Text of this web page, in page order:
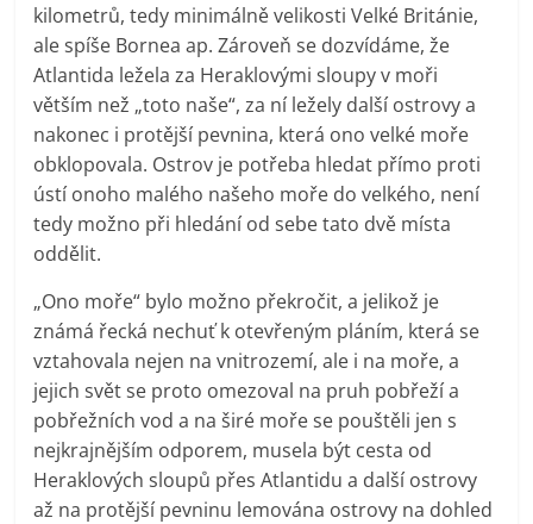
kilometrů, tedy minimálně velikosti Velké Británie,
ale spíše Bornea ap. Zároveň se dozvídáme, že
Atlantida ležela za Heraklovými sloupy v moři
větším než „toto naše“, za ní ležely další ostrovy a
nakonec i protější pevnina, která ono velké moře
obklopovala. Ostrov je potřeba hledat přímo proti
ústí onoho malého našeho moře do velkého, není
tedy možno při hledání od sebe tato dvě místa
oddělit.
„Ono moře“ bylo možno překročit, a jelikož je
známá řecká nechuť k otevřeným pláním, která se
vztahovala nejen na vnitrozemí, ale i na moře, a
jejich svět se proto omezoval na pruh pobřeží a
pobřežních vod a na širé moře se pouštěli jen s
nejkrajnějším odporem, musela být cesta od
Heraklových sloupů přes Atlantidu a další ostrovy
až na protější pevninu lemována ostrovy na dohled